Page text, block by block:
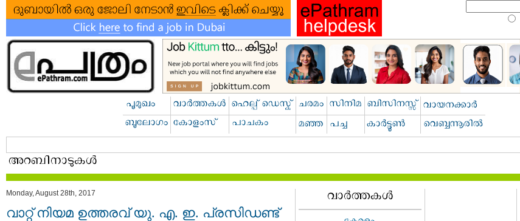
Monday, August 28th, 2017
വാറ്റ്​ നിയമ ഉത്തരവ് യു. എ. ഇ. പ്രസിഡണ്ട്